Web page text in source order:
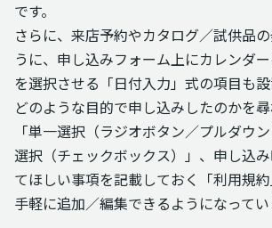
です。
さらに、来店予約やカタログ／試供品
うに、申し込みフォーム上にカレンダ
を選択させる「日付入力」式の項目も設
どのような目的で申し込みしたのかを
「単一選択（ラジオボタン／プルダウ
選択（チェックボックス）」、申し込
てほしい事項を記載しておく「利用規約
手軽に追加／編集できるようになってい